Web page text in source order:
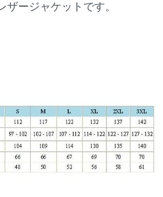
ザージャケットです。